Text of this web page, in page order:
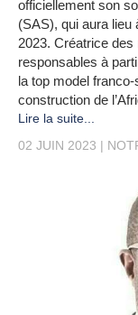
officiellement son
(SAS), qui aura lieu
2023. Créatrice
responsables à
la top model
construction de
Lire la suite...
02 JUIN 2023